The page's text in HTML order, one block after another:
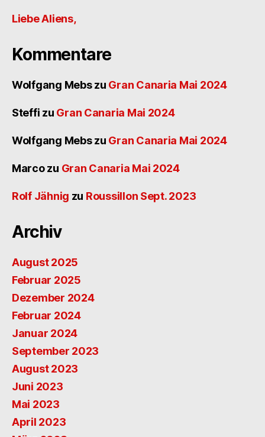
Liebe Aliens,
Kommentare
Wolfgang Mebszu Gran Canaria Mai 2024
Steffi zu Gran Canaria Mai 2024
Wolfgang Mebszu Gran Canaria Mai 2024
Marcozu Gran Canaria Mai 2024
Rolf Jähnig zu Roussillon Sept. 2023
Archiv
August 2025
Februar 2025
Dezember 2024
Februar 2024
Januar 2024
September 2023
August 2023
Juni 2023
Mai 2023
April 2023